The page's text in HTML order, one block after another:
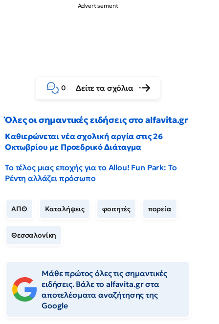
0 Δείτε τα σχόλια
Όλες οι σημαντικές ειδήσεις στο alfavita.gr
Καθιερώνεται νέα σχολική αργία στις 26
Οκτωβρίου με Προεδρικό Διάταγμα
Το τέλος μιας εποχής για το Allou! Fun Park: Το
Ρέντη αλλάζει πρόσωπο
ΑΠΘ Καταλήψεις φοιτητές πορεία
Θεσσαλονίκη
Μάθε πρώτος όλες τις σημαντικές
ειδήσεις. Βάλε το alfavita.gr στα
αποτελέσματα αναζήτησης της
Google